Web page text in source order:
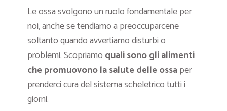
Le ossa svolgono un ruolo fondamentale per
noi, anche se tendiamo a preoccuparcene
soltanto quando avvertiamo disturbi o
problemi. Scopriamo quali sono gli alimenti
che promuovono la salute delle ossaper
prenderci cura del sistema scheletrico tutti i
giorni.